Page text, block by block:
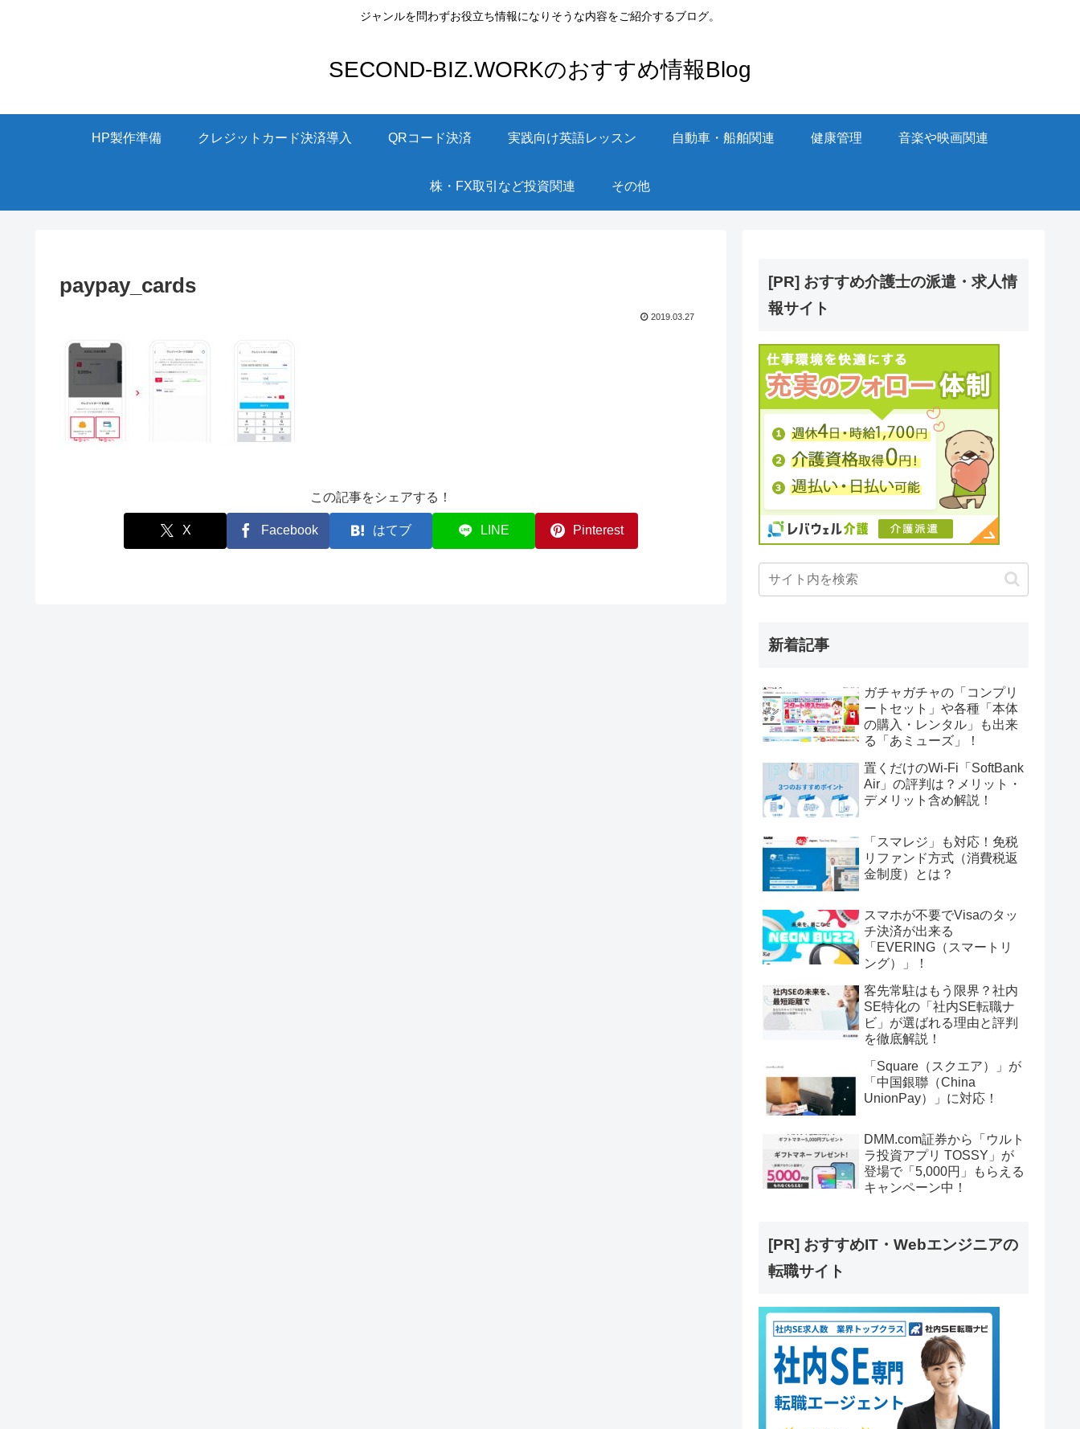
ジャンルを問わずお役立ち情報になりそうな内容をご紹介するブログ。
SECOND-BIZ.WORKのおすすめ情報Blog
HP製作準備 クレジットカード決済導入 QRコード決済 実践向け英語レッスン 自動車・船舶関連 健康管理 音楽や映画関連
株・FX取引など投資関連 その他
paypay_cards
2019.03.27
この記事をシェアする！
X Facebook はてブ LINE Pinterest
[PR] おすすめ介護士の派遣・求人情
報サイト
新着記事
ガチャガチャの「コンプリ
ートセット」や各種「本体
の購入・レンタル」も出来
る「あミューズ」！
置くだけのWi-Fi「SoftBank
Air」の評判は？メリット・
デメリット含め解説！
「スマレジ」も対応！免税
リファンド方式（消費税返
金制度）とは？
スマホが不要でVisaのタッ
チ決済が出来る
「EVERING（スマートリ
ング）」！
客先常駐はもう限界？社内
SE特化の「社内SE転職ナ
ビ」が選ばれる理由と評判
を徹底解説！
「Square（スクエア）」が
「中国銀聯（China
UnionPay）」に対応！
DMM.com証券から「ウルト
ラ投資アプリ TOSSY」が
登場で「5,000円」もらえる
キャンペーン中！
[PR] おすすめIT・Webエンジニアの
転職サイト